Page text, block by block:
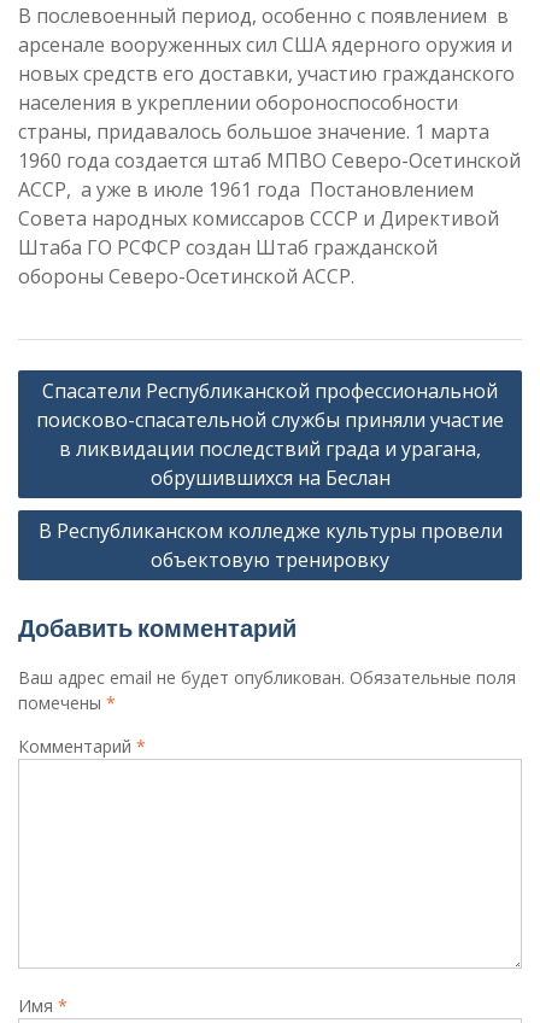
В послевоенный период, особенно с появлением в
арсенале вооруженных сил США ядерного оружия и
новых средств его доставки, участию гражданского
населения в укреплении обороноспособности
страны, придавалось большое значение. 1 марта
1960 года создается штаб МПВО Северо-Осетинской
АССР, а уже в июле 1961 года Постановлением
Совета народных комиссаров СССР и Директивой
Штаба ГО РСФСР создан Штаб гражданской
обороны Северо-Осетинской АССР.
Навигация
по
записям
Спасатели Республиканской профессиональной
поисково-спасательной службы приняли участие
в ликвидации последствий града и урагана,
обрушившихся на Беслан
В Республиканском колледже культуры провели
объектовую тренировку
Добавить комментарий
Ваш адрес email не будет опубликован. Обязательные поля
помечены *
Комментарий *
Имя *